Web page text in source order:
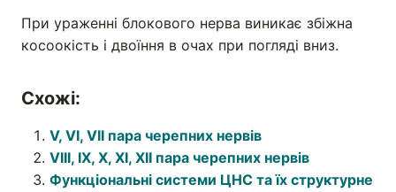
При ураженні блокового нерва виникає збіжна
косоокість і двоїння в очах при погляді вниз.
Схожі:
V, VI, VII пара черепних нервів
VIII, IX, X, XI, XII пара черепних нервів
Функціональні системи ЦНС та їх структурне